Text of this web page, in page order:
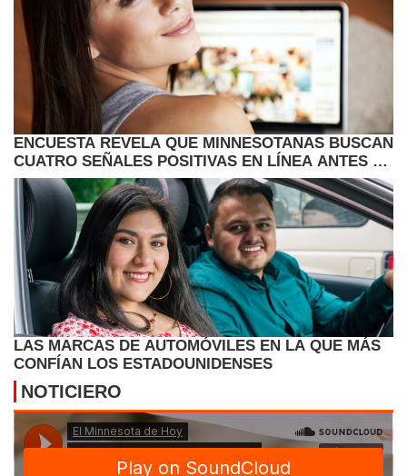
ENCUESTA REVELA QUE MINNESOTANAS BUSCAN
CUATRO SEÑALES POSITIVAS EN LÍNEA ANTES DE
EMPEZAR A SALIR CON UN HOMBRE
LAS MARCAS DE AUTOMÓVILES EN LA QUE MÁS
CONFÍAN LOS ESTADOUNIDENSES
NOTICIERO